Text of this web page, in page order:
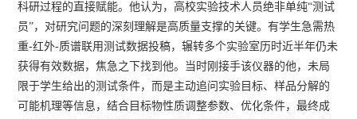
科研过程的直接赋能。他认为，高校实验技术人员绝非单纯“测试
员”，对研究问题的深刻理解是高质量支撑的关键。有学生急需热
重-红外-质谱联用测试数据投稿，辗转多个实验室历时近半年仍未
获得有效数据，焦急之下找到他。当时刚接手该仪器的他，未局
限于学生给出的测试条件，而是主动追问实验目标、样品分解的
可能机理等信息，结合目标物性质调整参数、优化条件，最终成